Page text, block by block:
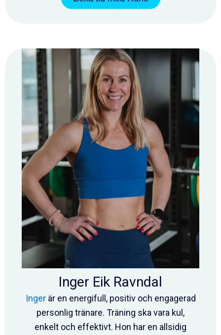
Inger Eik Ravndal
Ingerär en energifull, positiv och engagerad
personlig tränare. Träning ska vara kul,
enkelt och effektivt. Hon har en allsidig